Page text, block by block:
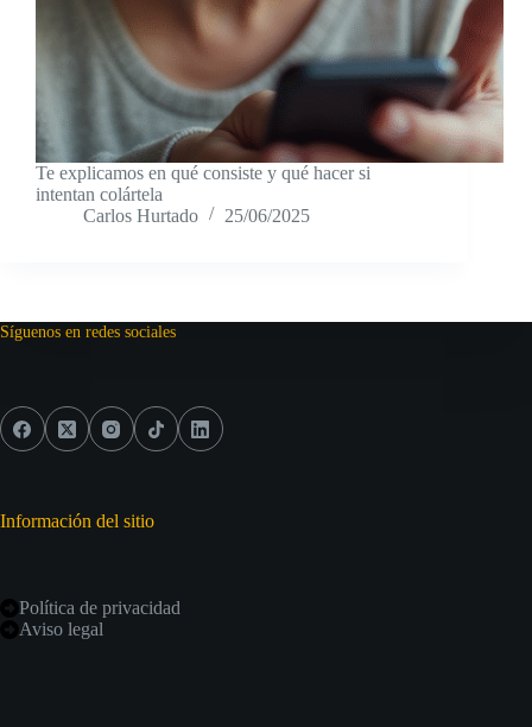
Te explicamos en qué consiste y qué hacer si
intentan colártela
Carlos Hurtado
25/06/2025
Síguenos en redes sociales
Información del sitio
Política de privacidad
Aviso legal